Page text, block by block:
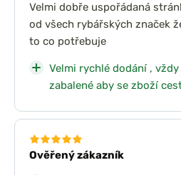
Velmi dobře uspořádaná
od všech rybářských značek
to co potřebuje
Velmi rychlé dodání ,
zabalené aby se zboží
Ověřený zákazník